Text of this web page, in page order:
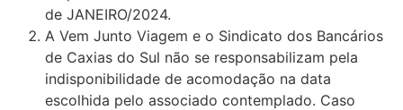
de JANEIRO/2024.
A Vem Junto Viagem e o Sindicato dos Bancários
de Caxias do Sul não se responsabilizam pela
indisponibilidade de acomodação na data
escolhida pelo associado contemplado. Caso